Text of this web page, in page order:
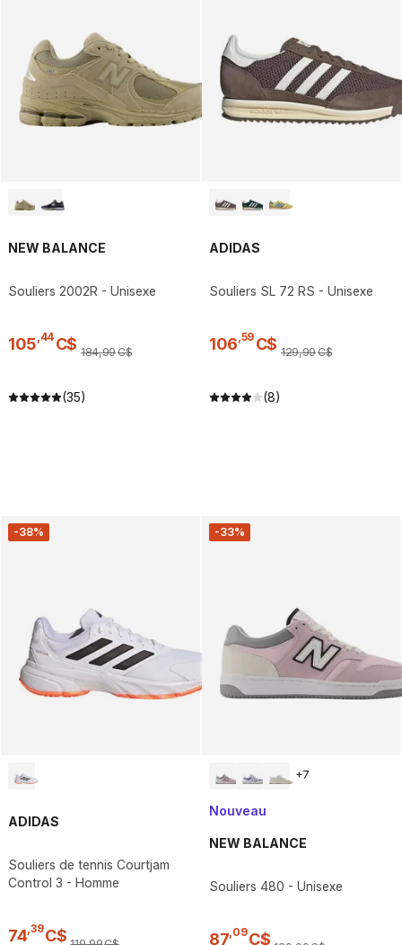
NEW BALANCE
Souliers 2002R - Unisexe
105 44 C$ 184,99C$
(35)
ADIDAS
Souliers SL 72 RS - Unisexe
106 59 C$ 129,99C$
(8)
-38%
ADIDAS
Souliers de tennis Courtjam
Control 3 - Homme
74,39C$
-33%
+7
Nouveau
NEW BALANCE
Souliers 480 - Unisexe
87,09C$